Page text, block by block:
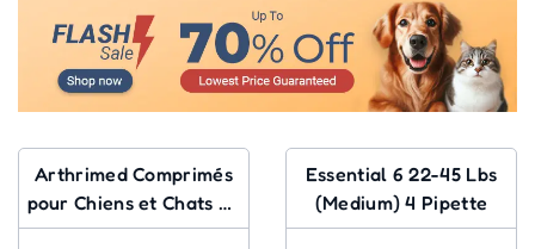
Arthrimed Comprimés
pour Chiens et Chats 30
Comprimés
Essential 6 22-45 Lbs
(Medium) 4 Pipette